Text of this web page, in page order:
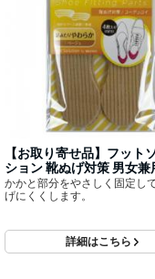
【お取り寄せ品】フット
ション 靴ぬげ対策 男女兼
かかと部分をやさしく固定し
げにくくします。
詳細はこちら